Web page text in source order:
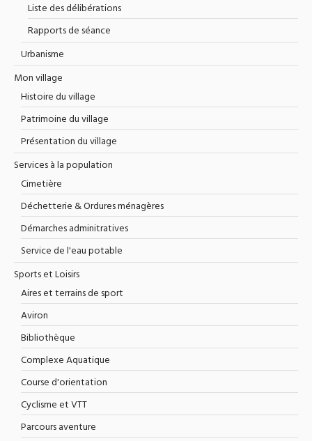
Liste des délibérations
Rapports de séance
Urbanisme
Mon village
Histoire du village
Patrimoine du village
Présentation du village
Services à la population
Cimetière
Déchetterie & Ordures ménagères
Démarches adminitratives
Service de l'eau potable
Sports et Loisirs
Aires et terrains de sport
Aviron
Bibliothèque
Complexe Aquatique
Course d'orientation
Cyclisme et VTT
Parcours aventure